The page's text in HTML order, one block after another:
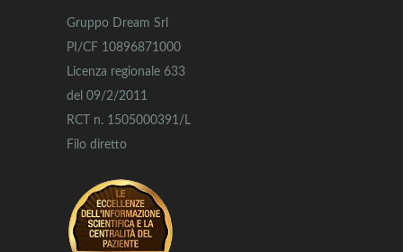
Gruppo Dream Srl
PI/CF 10896871000
Licenza regionale 633
del 09/2/2011
RCT n. 1505000391/L
Filo diretto